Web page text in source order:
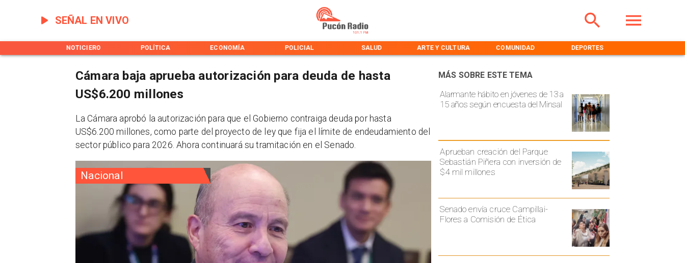
SEÑAL EN VIVO
NOTICIERO POLÍTICA ECONOMÍA POLICIAL SALUD ARTE Y CULTURA COMUNIDAD DEPORTES
Nacional
Alarmante hábito en jóvenes de 13 a
15 años según encuesta del Minsal
Aprueban creación del Parque
Sebastián Piñera con inversión de
$4 mil millones
Senado envía cruce Campillai-
Flores a Comisión de Ética
MÁS SOBRE ESTE TEMA
Cámara baja aprueba autorización para deuda de hasta
US$6.200 millones
La Cámara aprobó la autorización para que el Gobierno contraiga deuda por hasta
US$6.200 millones, como parte del proyecto de ley que fija el límite de endeudamiento del
sector público para 2026. Ahora continuará su tramitación en el Senado.